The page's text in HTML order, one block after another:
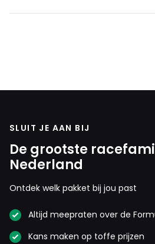
SLUIT JE AAN BIJ
De grootste
Nederland
Ontdek welk pakket bij jou past
Altijd meepraten over de
Kans maken op toffe prijzen